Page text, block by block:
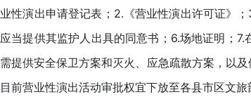
业性演出申请登记表；2.《营业性演出许可证》
应当提供其监护人出具的同意书；6.场地证明；
需提供安全保卫方案和灭火、应急疏散方案，以
目前营业性演出活动审批权宜下放至各县市区文旅